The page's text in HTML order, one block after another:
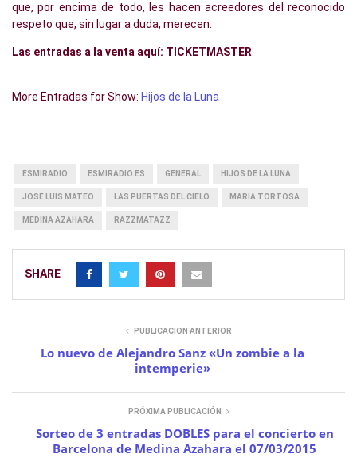
que, por encima de todo, les hacen acreedores del reconocido
respeto que, sin lugar a duda, merecen.
Las entradas a la venta aquí: TICKETMASTER
More Entradas for Show: Hijos de la Luna
ESMIRADIO ESMIRADIO.ES GENERAL HIJOS DE LA LUNA
JOSÉ LUIS MATEO LAS PUERTAS DEL CIELO MARIA TORTOSA
MEDINA AZAHARA RAZZMATAZZ
SHARE
PUBLICACIÓN ANTERIOR
Lo nuevo de Alejandro Sanz «Un zombie a la
intemperie»
PRÓXIMA PUBLICACIÓN
Sorteo de 3 entradas DOBLES para el concierto en
Barcelona de Medina Azahara el 07/03/2015